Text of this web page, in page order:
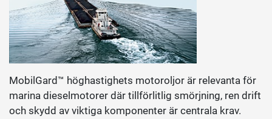
MobilGard™ höghastighets motoroljor är relevanta för
marina dieselmotorer där tillförlitlig smörjning, ren drift
och skydd av viktiga komponenter är centrala krav.